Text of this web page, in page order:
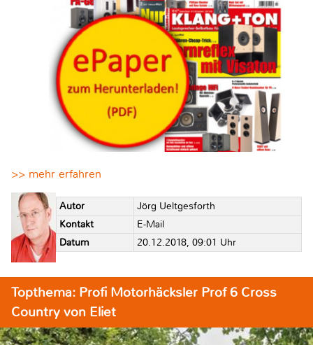
>> mehr erfahren
Autor
Jörg Ueltgesforth
Kontakt
E-Mail
Datum
20.12.2018, 09:01 Uhr
Topthema: Profi Motorhäcksler Prof 6 Cross
Country von Eliet